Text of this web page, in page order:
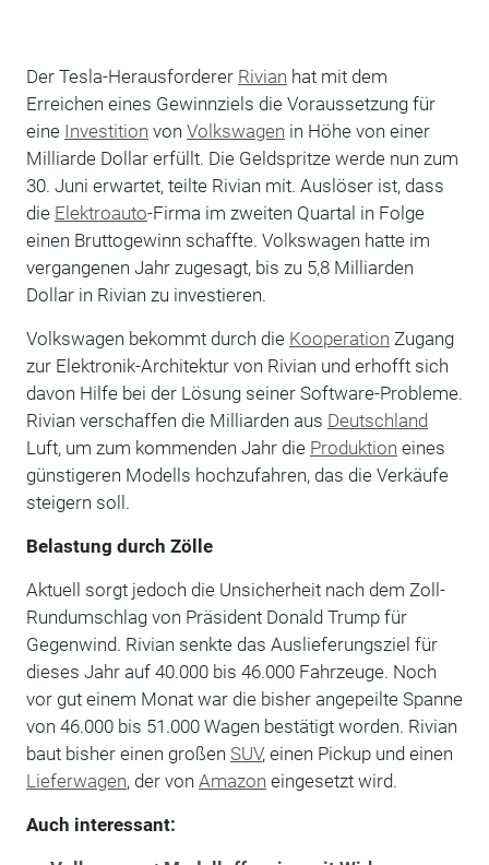
Der Tesla-Herausforderer Rivian hat mit dem
Erreichen eines Gewinnziels die Voraussetzung für
eine Investition von Volkswagen in Höhe von einer
Milliarde Dollar erfüllt. Die Geldspritze werde nun zum
30. Juni erwartet, teilte Rivian mit. Auslöser ist, dass
die Elektroauto-Firma im zweiten Quartal in Folge
einen Bruttogewinn schaffte. Volkswagen hatte im
vergangenen Jahr zugesagt, bis zu 5,8 Milliarden
Dollar in Rivian zu investieren.
Volkswagen bekommt durch die Kooperation Zugang
zur Elektronik-Architektur von Rivian und erhofft sich
davon Hilfe bei der Lösung seiner Software-Probleme.
Rivian verschaffen die Milliarden aus Deutschland
Luft, um zum kommenden Jahr die Produktion eines
günstigeren Modells hochzufahren, das die Verkäufe
steigern soll.
Belastung durch Zölle
Aktuell sorgt jedoch die Unsicherheit nach dem Zoll-
Rundumschlag von Präsident Donald Trump für
Gegenwind. Rivian senkte das Auslieferungsziel für
dieses Jahr auf 40.000 bis 46.000 Fahrzeuge. Noch
vor gut einem Monat war die bisher angepeilte Spanne
von 46.000 bis 51.000 Wagen bestätigt worden. Rivian
baut bisher einen großen SUV, einen Pickup und einen
Lieferwagen, der von Amazon eingesetzt wird.
Auch interessant: